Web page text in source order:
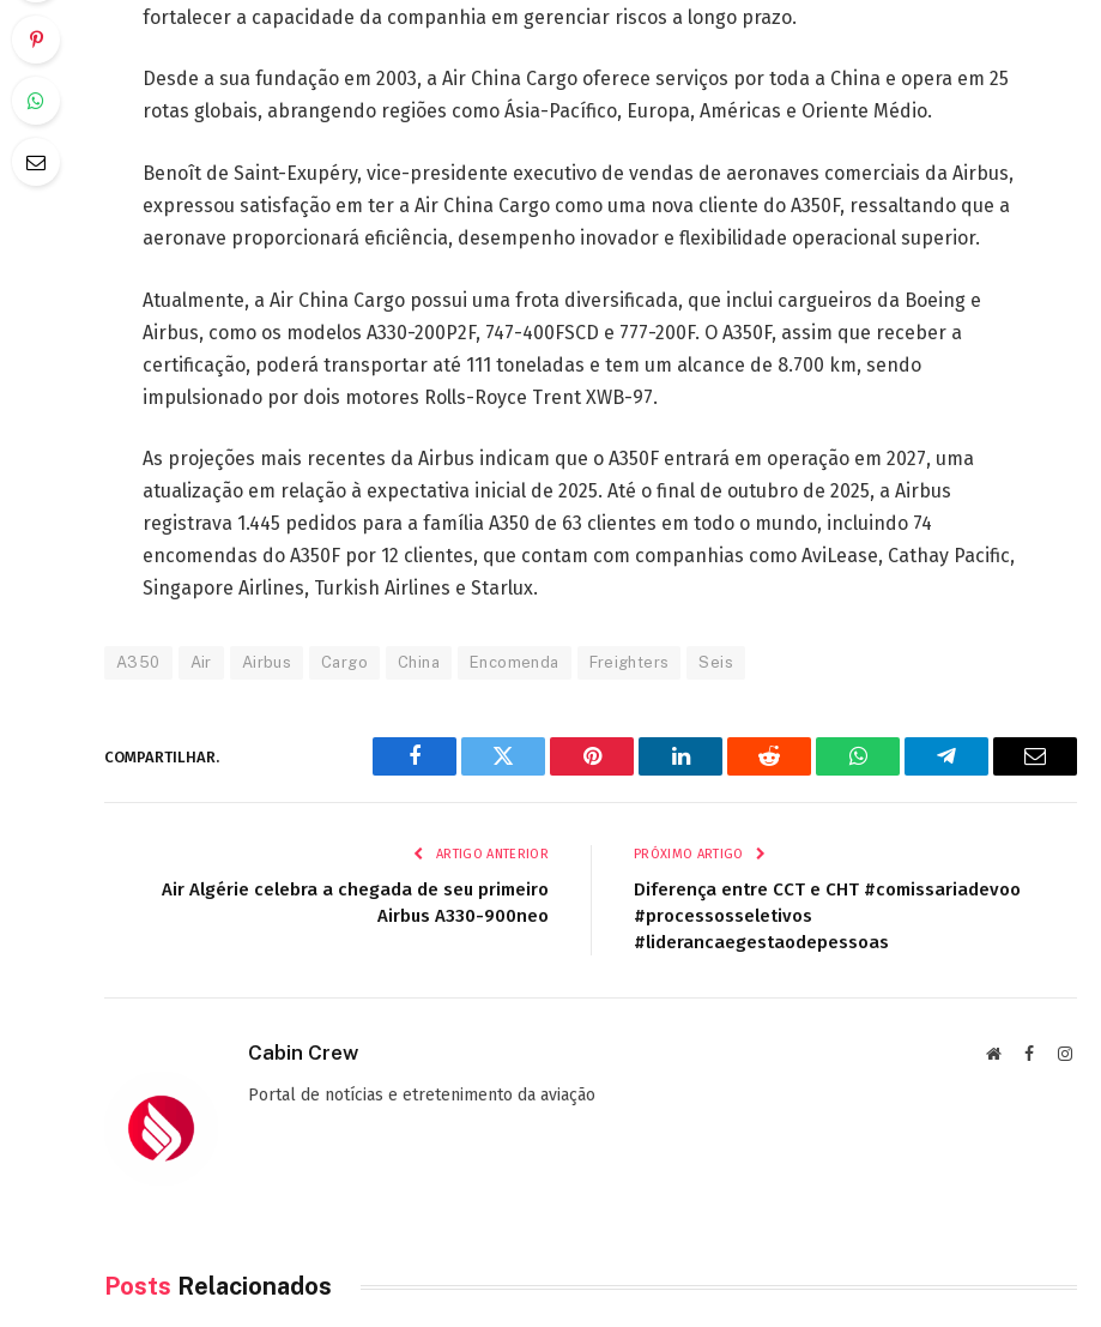
fortalecer a capacidade da companhia em gerenciar riscos a longo prazo.
Desde a sua fundação em 2003, a Air China Cargo oferece serviços por toda a China e opera em 25
rotas globais, abrangendo regiões como Ásia-Pacífico, Europa, Américas e Oriente Médio.
Benoît de Saint-Exupéry, vice-presidente executivo de vendas de aeronaves comerciais da Airbus,
expressou satisfação em ter a Air China Cargo como uma nova cliente do A350F, ressaltando que a
aeronave proporcionará eficiência, desempenho inovador e flexibilidade operacional superior.
Atualmente, a Air China Cargo possui uma frota diversificada, que inclui cargueiros da Boeing e
Airbus, como os modelos A330-200P2F, 747-400FSCD e 777-200F. O A350F, assim que receber a
certificação, poderá transportar até 111 toneladas e tem um alcance de 8.700 km, sendo
impulsionado por dois motores Rolls-Royce Trent XWB-97.
As projeções mais recentes da Airbus indicam que o A350F entrará em operação em 2027, uma
atualização em relação à expectativa inicial de 2025. Até o final de outubro de 2025, a Airbus
registrava 1.445 pedidos para a família A350 de 63 clientes em todo o mundo, incluindo 74
encomendas do A350F por 12 clientes, que contam com companhias como AviLease, Cathay Pacific,
Singapore Airlines, Turkish Airlines e Starlux.
A350 Air Airbus Cargo China Encomenda Freighters Seis
COMPARTILHAR.
Facebook Twitter Pinterest LinkedIn Reddit WhatsAppTelegramaE-
ARTIGO ANTERIOR
Air Algérie celebra a chegada de seu primeiro
Airbus A330-900neo
PRÓXIMO ARTIGO
Diferença entre CCT e CHT #comissariadevoo
#processosseletivos
#liderancaegestaodepessoas
Cabin Crew Site Facebook
Portal de notícias e etretenimento da aviação
Posts Relacionados